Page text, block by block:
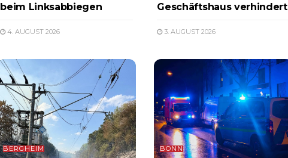
beim Linksabbiegen
4. AUGUST 2026
Geschäftshaus verhindert
3. AUGUST 2026
BERGHEIM BONN